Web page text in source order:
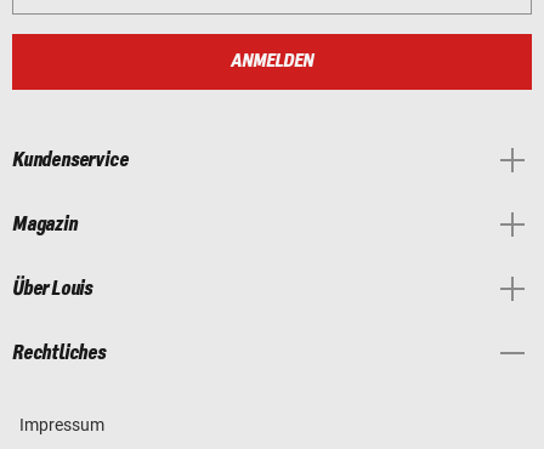
ANMELDEN
Kundenservice
Magazin
Über Louis
Rechtliches
Impressum